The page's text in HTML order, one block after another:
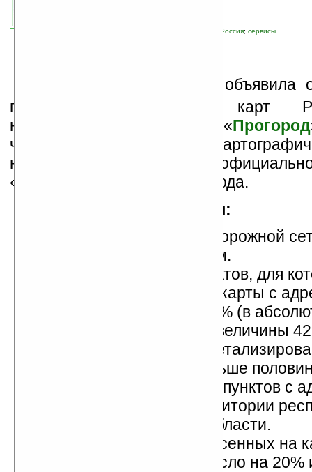
Россия; сервисы
» объявила
плановом обновлении карт
навигационного сервиса «Прогород
четвертое обновление
начиная с момента
«Прогород» в ноябре 2009 года.
Статистика обновления:
Общая протяженность дорожной
4% и составила 831 000 км.
Список населенных пунктов, для
представлены детальные карты с
планом, увеличился на 10% (в
выражении +40) и достиг величины
частности, значительно
Поволжского региона: больше
добавленных населенных пунктов с
планом находятся на территории
Татарстан и Самарской области.
Общее количество нанесенных на
населенных пунктов выросло на 20%